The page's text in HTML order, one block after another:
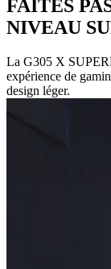
FAITES
NIVEAU
La G305 X
expérience de
design léger.